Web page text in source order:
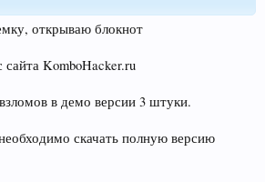
открываю блокнот
KomboHacker.ru
в демо версии 3 штуки.
скачать полную версию